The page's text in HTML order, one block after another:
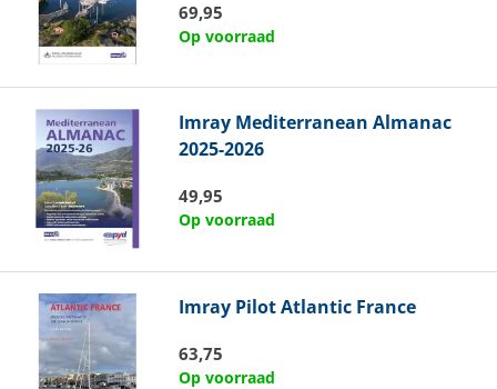
69,95
Op voorraad
Imray Mediterranean Almanac
2025-2026
49,95
Op voorraad
Imray Pilot Atlantic France
63,75
Op voorraad